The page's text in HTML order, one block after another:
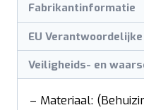
Fabrikantinformatie
EU Verantwoordelijke
Veiligheids- en
– Materiaal: